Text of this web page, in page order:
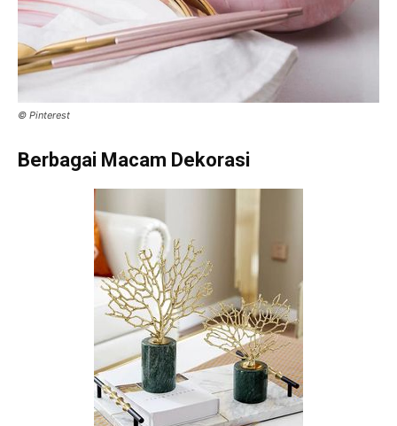
© Pinterest
Berbagai Macam Dekorasi